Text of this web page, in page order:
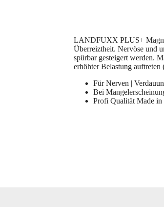
LANDFUXX PLUS+
Überreiztheit. Nervöse und
spürbar gesteigert werden.
erhöhter Belastung
Für Nerven |
Bei
Profi Qualität Made in